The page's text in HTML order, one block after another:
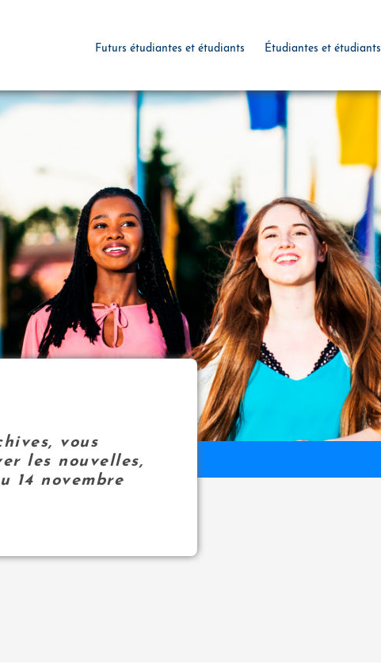
Futurs étudiantes et étudiants Étudiantes et étudiants
vous
les nouvelles,
14 novembre